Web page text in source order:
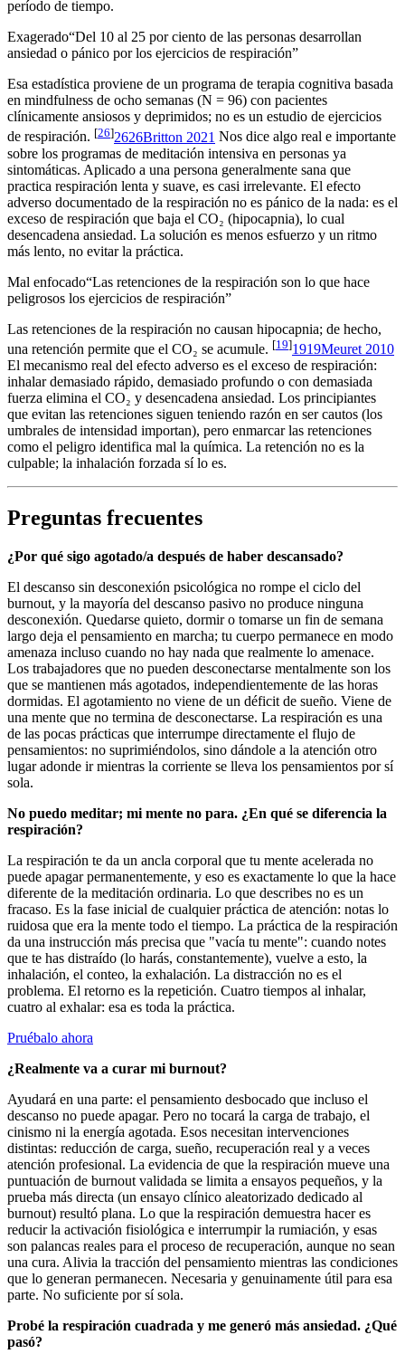
período de tiempo.
Exagerado“Del 10 al 25 por ciento de las personas desarrollan
ansiedad o pánico por los ejercicios de respiración”
Esa estadística proviene de un programa de terapia cognitiva basada
en mindfulness de ocho semanas (N = 96) con pacientes
clínicamente ansiosos y deprimidos; no es un estudio de ejercicios
de respiración. [26]2626Britton 2021 Nos dice algo real e importante
sobre los programas de meditación intensiva en personas ya
sintomáticas. Aplicado a una persona generalmente sana que
practica respiración lenta y suave, es casi irrelevante. El efecto
adverso documentado de la respiración no es pánico de la nada: es el
exceso de respiración que baja el CO₂ (hipocapnia), lo cual
desencadena ansiedad. La solución es menos esfuerzo y un ritmo
más lento, no evitar la práctica.
Mal enfocado“Las retenciones de la respiración son lo que hace
peligrosos los ejercicios de respiración”
Las retenciones de la respiración no causan hipocapnia; de hecho,
una retención permite que el CO₂ se acumule. [19]1919Meuret 2010
El mecanismo real del efecto adverso es el exceso de respiración:
inhalar demasiado rápido, demasiado profundo o con demasiada
fuerza elimina el CO₂ y desencadena ansiedad. Los principiantes
que evitan las retenciones siguen teniendo razón en ser cautos (los
umbrales de intensidad importan), pero enmarcar las retenciones
como el peligro identifica mal la química. La retención no es la
culpable; la inhalación forzada sí lo es.
Preguntas frecuentes
¿Por qué sigo agotado/a después de haber descansado?
El descanso sin desconexión psicológica no rompe el ciclo del
burnout, y la mayoría del descanso pasivo no produce ninguna
desconexión. Quedarse quieto, dormir o tomarse un fin de semana
largo deja el pensamiento en marcha; tu cuerpo permanece en modo
amenaza incluso cuando no hay nada que realmente lo amenace.
Los trabajadores que no pueden desconectarse mentalmente son los
que se mantienen más agotados, independientemente de las horas
dormidas. El agotamiento no viene de un déficit de sueño. Viene de
una mente que no termina de desconectarse. La respiración es una
de las pocas prácticas que interrumpe directamente el flujo de
pensamientos: no suprimiéndolos, sino dándole a la atención otro
lugar adonde ir mientras la corriente se lleva los pensamientos por sí
sola.
No puedo meditar; mi mente no para. ¿En qué se diferencia la
respiración?
La respiración te da un ancla corporal que tu mente acelerada no
puede apagar permanentemente, y eso es exactamente lo que la hace
diferente de la meditación ordinaria. Lo que describes no es un
fracaso. Es la fase inicial de cualquier práctica de atención: notas lo
ruidosa que era la mente todo el tiempo. La práctica de la respiración
da una instrucción más precisa que "vacía tu mente": cuando notes
que te has distraído (lo harás, constantemente), vuelve a esto, la
inhalación, el conteo, la exhalación. La distracción no es el
problema. El retorno es la repetición. Cuatro tiempos al inhalar,
cuatro al exhalar: esa es toda la práctica.
Pruébalo ahora
¿Realmente va a curar mi burnout?
Ayudará en una parte: el pensamiento desbocado que incluso el
descanso no puede apagar. Pero no tocará la carga de trabajo, el
cinismo ni la energía agotada. Esos necesitan intervenciones
distintas: reducción de carga, sueño, recuperación real y a veces
atención profesional. La evidencia de que la respiración mueve una
puntuación de burnout validada se limita a ensayos pequeños, y la
prueba más directa (un ensayo clínico aleatorizado dedicado al
burnout) resultó plana. Lo que la respiración demuestra hacer es
reducir la activación fisiológica e interrumpir la rumiación, y esas
son palancas reales para el proceso de recuperación, aunque no sean
una cura. Alivia la tracción del pensamiento mientras las condiciones
que lo generan permanecen. Necesaria y genuinamente útil para esa
parte. No suficiente por sí sola.
Probé la respiración cuadrada y me generó más ansiedad. ¿Qué
pasó?